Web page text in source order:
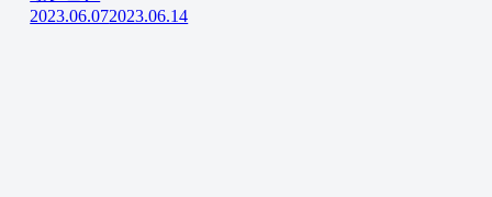
2023.06.072023.06.14